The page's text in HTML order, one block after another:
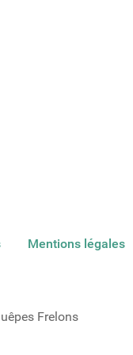
Mentions légales
Frelons